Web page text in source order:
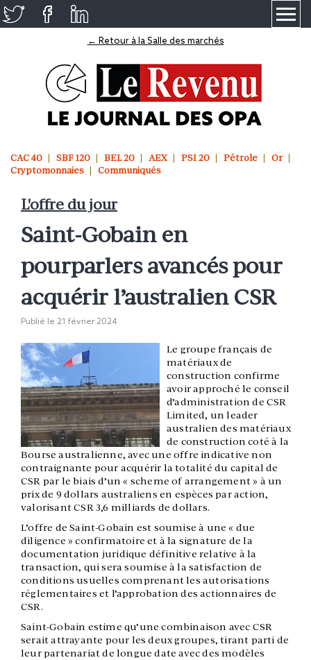
← Retour à la Salle des marchés
CAC 40 SBF 120 BEL 20 AEX PSI 20 Pétrole
Or
Cryptomonnaies
Communiqués
L'offre du jour
Saint-Gobain en
pourparlers avancés pour
acquérir l’australien CSR
Publié le 21 février 2024
Le groupe français de
matériaux de
construction confirme
avoir approché le conseil
d’administration de CSR
Limited, un leader
australien des matériaux
de construction coté à la
Bourse australienne, avec une offre indicative non
contraignante pour acquérir la totalité du capital de
CSR par le biais d’un « scheme of arrangement » à un
prix de 9 dollars australiens en espèces par action,
valorisant CSR 3,6 milliards de dollars.
L’offre de Saint-Gobain est soumise à une « due
diligence » confirmatoire et à la signature de la
documentation juridique définitive relative à la
transaction, qui sera soumise à la satisfaction de
conditions usuelles comprenant les autorisations
réglementaires et l’approbation des actionnaires de
CSR.
Saint-Gobain estime qu’une combinaison avec CSR
serait attrayante pour les deux groupes, tirant parti de
leur partenariat de longue date avec des modèles